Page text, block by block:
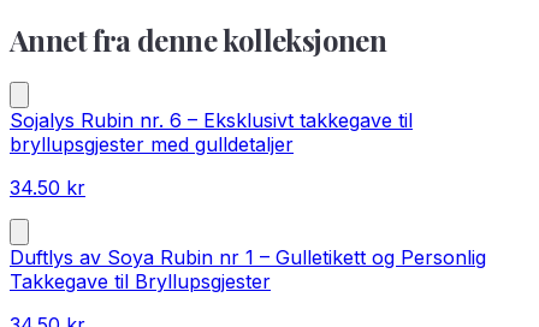
Annet fra denne kolleksjonen
Sojalys Rubin nr. 6 – Eksklusivt takkegave til
bryllupsgjester med gulldetaljer
34.50 kr
Duftlys av Soya Rubin nr 1 – Gulletikett og Personlig
Takkegave til Bryllupsgjester